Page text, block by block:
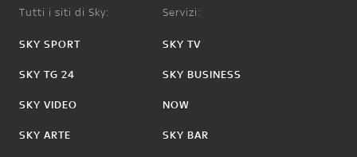
Tutti i siti di Sky:
SKY SPORT
SKY TG 24
SKY VIDEO
SKY ARTE
Servizi:
SKY TV
SKY BUSINESS
NOW
SKY BAR